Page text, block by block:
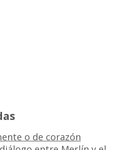
o de corazón